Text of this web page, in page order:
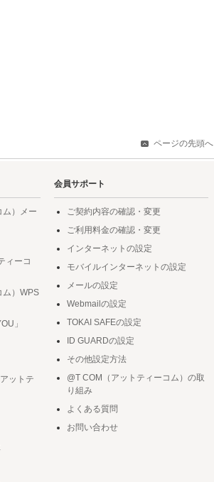
ページの先頭へ
ム）メー
ィーコ
ム）WPS
」
ットテ
会員サポート
ご契約内容の確認・変更
ご利用料金の確認・変更
インターネットの設定
モバイルインターネットの設定
メールの設定
Webmailの設定
TOKAI SAFEの設定
ID GUARDの設定
その他設定方法
@T COM（アットティーコム）の取
り組み
よくある質問
お問い合わせ